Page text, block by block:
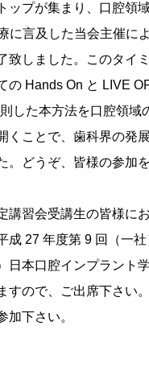
ップが集まり、口腔領
に言及した当会主催に
致しました。このタイ
の Hands On と LIVE
した本方法を口腔領域
くことで、歯科界の発
。どうぞ、皆様の参加
講習会受講生の皆様に
成 27 年度第 9 回（一
日本口腔インプラント
すので、ご出席下さい
加下さい。